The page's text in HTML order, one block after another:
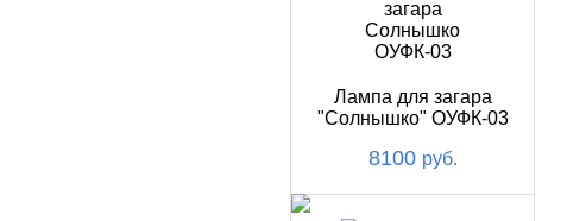
Лампа для загара
"Солнышко" ОУФК-03
8100 руб.